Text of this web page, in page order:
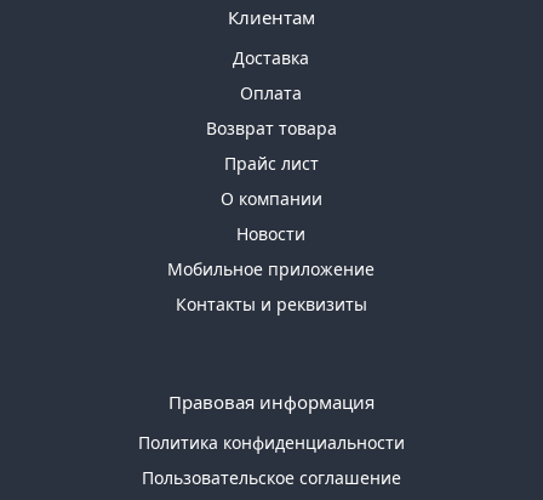
Клиентам
Доставка
Оплата
Возврат товара
Прайс лист
О компании
Новости
Мобильное приложение
Контакты и реквизиты
Правовая информация
Политика конфиденциальности
Пользовательское соглашение